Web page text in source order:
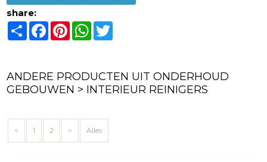
share:
ShareFacebook
PinterestWhatsApp
ANDERE PRODUCTEN UIT ONDERHOUD
GEBOUWEN > INTERIEUR REINIGERS
< 1 2 > Alles